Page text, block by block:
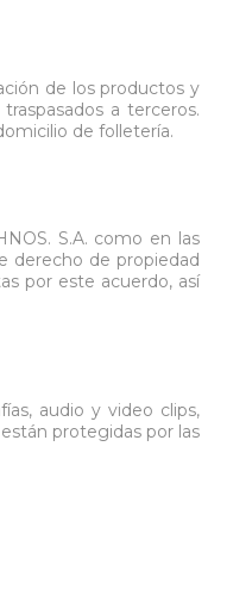
de los productos y
a terceros.
de folletería.
S.A. como en las
derecho de propiedad
por este acuerdo, así
audio y video clips,
protegidas por las